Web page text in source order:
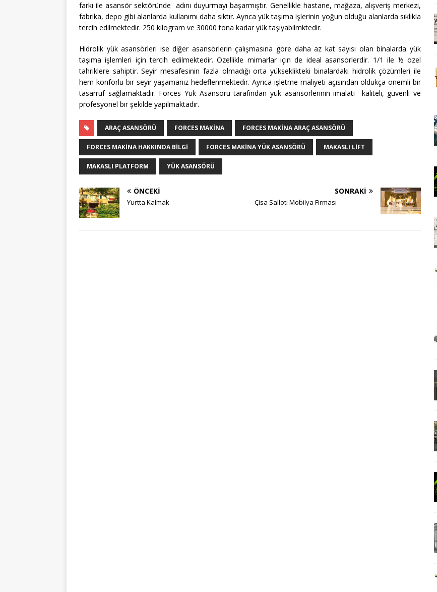
farkı ile asansör sektöründe adını duyurmayı başarmıştır. Genellikle hastane, mağaza, alışveriş merkezi,
fabrika, depo gibi alanlarda kullanımı daha sıktır. Ayrıca yük taşıma işlerinin yoğun olduğu alanlarda sıklıkla
tercih edilmektedir. 250 kilogram ve 30000 tona kadar yük taşıyabilmktedir.
Hidrolik yük asansörleri ise diğer asansörlerin çalışmasına göre daha az kat sayısı olan binalarda yük
taşıma işlemleri için tercih edilmektedir. Özellikle mimarlar için de ideal asansörlerdir. 1/1 ile ½ özel
tahriklere sahiptir. Seyir mesafesinin fazla olmadığı orta yükseklikteki binalardaki hidrolik çözümleri ile
hem konforlu bir seyir yaşamanız hedeflenmektedir. Ayrıca işletme maliyeti açısından oldukça önemli bir
tasarruf sağlamaktadır. Forces Yük Asansörü tarafından yük asansörlerinin imalatı kaliteli, güvenli ve
profesyonel bir şekilde yapılmaktadır.
ARAÇ ASANSÖRÜ FORCES MAKINA FORCES MAKINA ARAÇ ASANSÖRÜ
FORCES MAKINA HAKKINDA BILGI FORCES MAKINA YÜK ASANSÖRÜ MAKASLI LIFT
MAKASLI PLATFORM YÜK ASANSÖRÜ
ÖNCEKI
Yurtta Kalmak
SONRAKI
Çisa Salloti Mobilya Firması